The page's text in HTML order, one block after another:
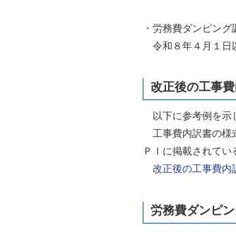
・労務費ダンピング
令和８年４月１日
改正後の工事
以下に参考例を示
工事費内訳書の様
ＰＩに掲載されてい
改正後の工事費内
労務費ダンピ